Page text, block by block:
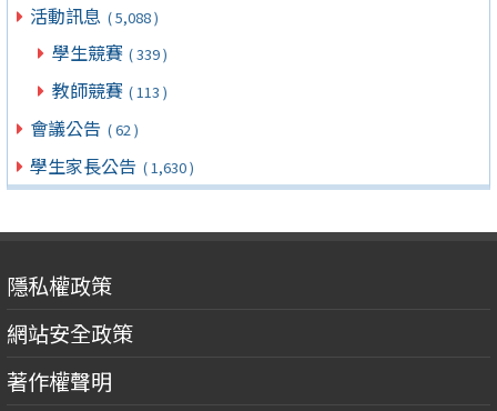
活動訊息 ( 5,088 )
學生競賽 ( 339 )
教師競賽 ( 113 )
會議公告 ( 62 )
學生家長公告 ( 1,630 )
隱私權政策
網站安全政策
著作權聲明